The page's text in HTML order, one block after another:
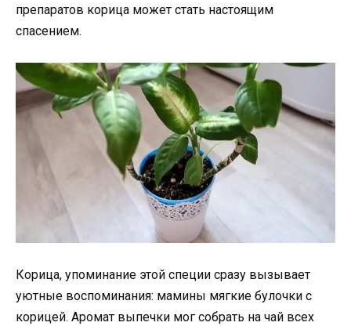
препаратов корица может стать настоящим
спасением.
Корица, упоминание этой специи сразу вызывает
уютные воспоминания: мамины мягкие булочки с
корицей. Аромат выпечки мог собрать на чай всех